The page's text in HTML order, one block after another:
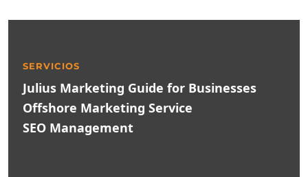
variaciones creativas, lo que consolidó un
SERVICIOS
Julius Marketing Guide for Businesses
Offshore Marketing Service
SEO Management